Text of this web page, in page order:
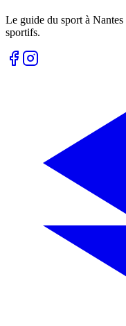
Le guide du sport à Nantes
sportifs.